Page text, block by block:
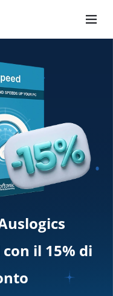
il 15% di